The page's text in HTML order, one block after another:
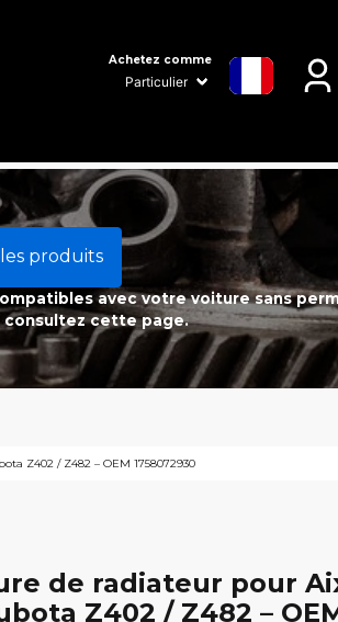
Achetez comme
produits
avec votre voiture sans
cette page.
Z402 / Z482 – OEM 1758072930
de radiateur pour
Z402 / Z482 –